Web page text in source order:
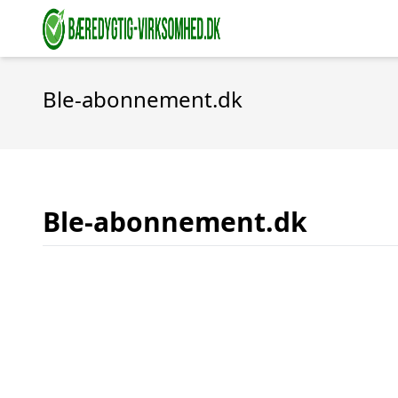
Ble-abonnement.dk
Ble-abonnement.dk